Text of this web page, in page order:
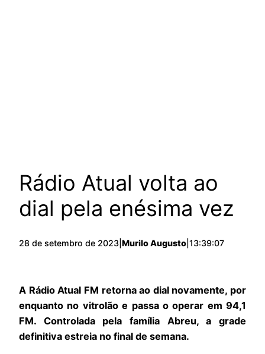
Rádio Atual volta ao
dial pela enésima vez
28 de setembro de 2023 Murilo Augusto 13:39:07
A Rádio Atual FM retorna ao dial novamente, por
enquanto no vitrolão e passa o operar em 94,1
FM. Controlada pela família Abreu, a grade
definitiva estreia no final de semana.